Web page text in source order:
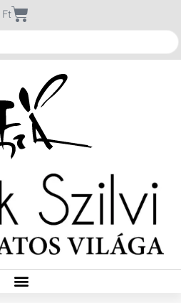
Ft